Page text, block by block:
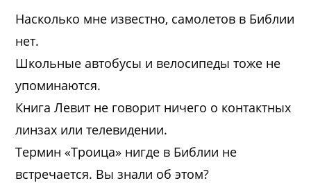
Насколько мне известно, самолетов в Библии
нет.
Школьные автобусы и велосипеды тоже не
упоминаются.
Книга Левит не говорит ничего о контактных
линзах или телевидении.
Термин «Троица» нигде в Библии не
встречается. Вы знали об этом?